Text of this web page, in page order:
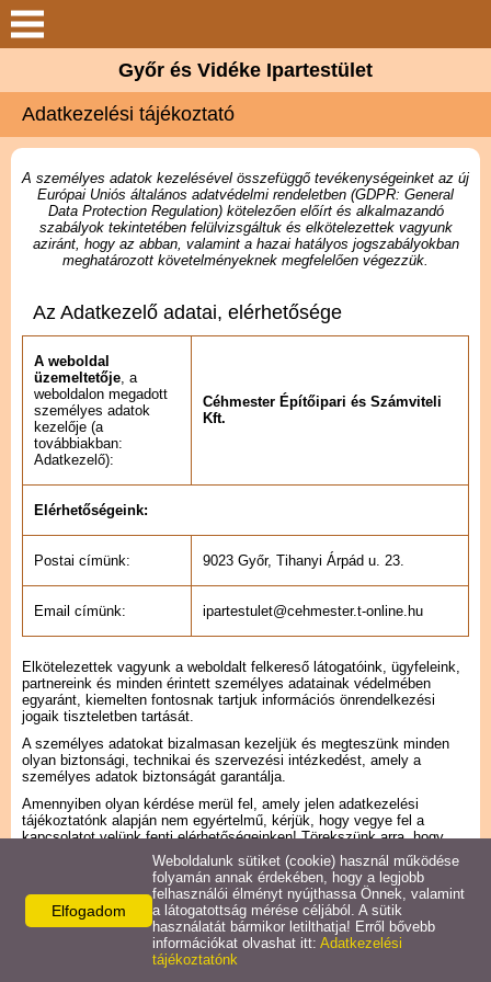
Bemutatkozás
Szolgáltatások
Céhmester Kft.
Hírek
Elérhetőségek
Galéria
Győr és Vidéke Ipartestület
Adatkezelési tájékoztató
A személyes adatok kezelésével összefüggő tevékenységeinket az új
Európai Uniós általános adatvédelmi rendeletben (GDPR: General
Data Protection Regulation) kötelezően előírt és alkalmazandó
szabályok tekintetében felülvizsgáltuk és elkötelezettek vagyunk
aziránt, hogy az abban, valamint a hazai hatályos jogszabályokban
meghatározott követelményeknek megfelelően végezzük.
Az Adatkezelő adatai, elérhetősége
A weboldal
üzemeltetője, a
weboldalon megadott
személyes adatok
kezelője (a
továbbiakban:
Adatkezelő):
Céhmester Építőipari és Számviteli
Kft.
Elérhetőségeink:
Postai címünk: 9023 Győr, Tihanyi Árpád u. 23.
Email címünk: ipartestulet@cehmester.t-online.hu
Elkötelezettek vagyunk a weboldalt felkereső látogatóink, ügyfeleink,
partnereink és minden érintett személyes adatainak védelmében
egyaránt, kiemelten fontosnak tartjuk információs önrendelkezési
jogaik tiszteletben tartását.
A személyes adatokat bizalmasan kezeljük és megteszünk minden
olyan biztonsági, technikai és szervezési intézkedést, amely a
személyes adatok biztonságát garantálja.
Amennyiben olyan kérdése merül fel, amely jelen adatkezelési
tájékoztatónk alapján nem egyértelmű, kérjük, hogy vegye fel a
kapcsolatot velünk fenti elérhetőségeinken! Törekszünk arra, hogy
minél gyorsabban válaszoljunk Önnek, viszont amennyiben kérdése
megfelelő megválaszolása több időt vesz igénybe, akkor legfeljebb 15
napon belül vállaljuk annak megválaszolását.
Bármikor kérhet tájékoztatást személyes adatai kezelésével
kapcsolatban írásban (emailben, illetve postai címünkre megküldött
levélben) vagy szóban (telefonon). Felhívjuk a figyelmét, hogy
telefonon történő megkeresése esetén – amennyiben adatkezeléssel
Elfogadom
Weboldalunk sütiket (cookie) használ működése
folyamán annak érdekében, hogy a legjobb
felhasználói élményt nyújthassa Önnek, valamint
a látogatottság mérése céljából. A sütik
használatát bármikor letilthatja! Erről bővebb
információkat olvashat itt: Adatkezelési
tájékoztatónk